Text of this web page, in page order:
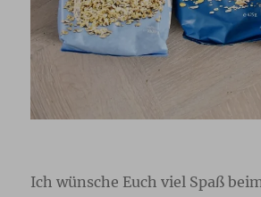
Ich wünsche Euch viel Spaß